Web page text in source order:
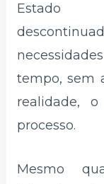
Estado
tempo, sem
realidade,
processo.
Mesmo